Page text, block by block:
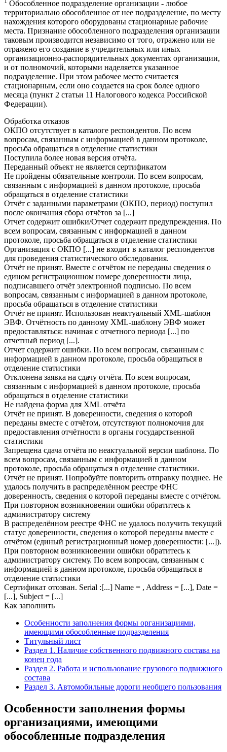
Обособленное подразделение организации - любое
территориально обособленное от нее подразделение, по месту
нахождения которого оборудованы стационарные рабочие
места. Признание обособленного подразделения организации
таковым производится независимо от того, отражено или не
отражено его создание в учредительных или иных
организационно-распорядительных документах организации,
и от полномочий, которыми наделяется указанное
подразделение. При этом рабочее место считается
стационарным, если оно создается на срок более одного
месяца (пункт 2 статьи 11 Налогового кодекса Российской
Федерации).
Обработка отказов
ОКПО отсутствует в каталоге респондентов. По всем
вопросам, связанным с информацией в данном протоколе,
просьба обращаться в отделение статистики
Поступила более новая версия отчёта.
Переданный объект не является сертификатом
Не пройдены обязательные контроли. По всем вопросам,
связанным с информацией в данном протоколе, просьба
обращаться в отделение статистики
Отчёт с заданными параметрами (ОКПО, период) поступил
после окончания сбора отчётов за [...]
Отчет содержит ошибки/Отчет содержит предупреждения. По
всем вопросам, связанным с информацией в данном
протоколе, просьба обращаться в отделение статистики
Организация с ОКПО [...] не входит в каталог респондентов
для проведения статистического обследования.
Отчёт не принят. Вместе с отчётом не переданы сведения о
едином регистрационном номере доверенности лица,
подписавшего отчёт электронной подписью. По всем
вопросам, связанным с информацией в данном протоколе,
просьба обращаться в отделение статистики
Отчёт не принят. Использован неактуальный XML-шаблон
ЭВФ. Отчётность по данному XML-шаблону ЭВФ может
предоставляться: начиная с отчетного периода [...] по
отчетный период [...].
Отчет содержит ошибки. По всем вопросам, связанным с
информацией в данном протоколе, просьба обращаться в
отделение статистики
Отклонена заявка на сдачу отчёта. По всем вопросам,
связанным с информацией в данном протоколе, просьба
обращаться в отделение статистики
Не найдена форма для XML отчёта
Отчёт не принят. В доверенности, сведения о которой
переданы вместе с отчётом, отсутствуют полномочия для
предоставления отчётности в органы государственной
статистики
Запрещена сдача отчёта по неактуальной версии шаблона. По
всем вопросам, связанным с информацией в данном
протоколе, просьба обращаться в отделение статистики.
Отчёт не принят. Попробуйте повторить отправку позднее. Не
удалось получить в распределённом реестре ФНС
доверенность, сведения о которой переданы вместе с отчётом.
При повторном возникновении ошибки обратитесь к
администратору систему
В распределённом реестре ФНС не удалось получить текущий
статус доверенности, сведения о которой переданы вместе с
отчётом (единый регистрационный номер доверенности: [...]).
При повторном возникновении ошибки обратитесь к
администратору систему. По всем вопросам, связанным с
информацией в данном протоколе, просьба обращаться в
отделение статистики
Сертификат отозван. Serial :[...] Name = , Address = [...], Date =
[...], Subject = [...]
Как заполнить
Особенности заполнения формы организациями,
имеющими обособленные подразделения
Титульный лист
Раздел 1. Наличие собственного подвижного состава на
конец года
Раздел 2. Работа и использование грузового подвижного
состава
Раздел 3. Автомобильные дороги необщего пользования
Особенности заполнения формы
организациями, имеющими
обособленные подразделения